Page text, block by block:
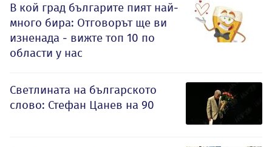
В кой град българите пият най-
много бира: Отговорът ще ви
изненада - вижте топ 10 по
области у нас
Светлината на българското
слово: Стефан Цанев на 90